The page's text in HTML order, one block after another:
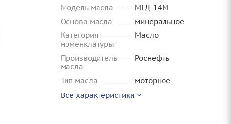
Модель масла
МГД-14М
Основа масла
минеральное
Категория
номенклатуры
Масло
Производитель
масла
Роснефть
Тип масла
моторное
Все характеристики